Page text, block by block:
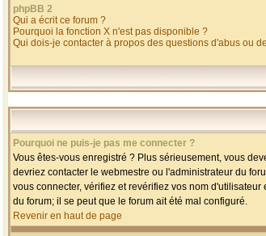
phpBB 2
Qui a écrit ce forum ?
Pourquoi la fonction X n'est pas disponible ?
Qui dois-je contacter à propos des questions d'abus ou
Pourquoi ne puis-je pas me connecter ?
Vous êtes-vous enregistré ? Plus sérieusement, vous
devriez contacter le webmestre ou l'administrateur du
vous connecter, vérifiez et revérifiez vos nom
du forum; il se peut que le forum ait été mal configuré.
Revenir en haut de page